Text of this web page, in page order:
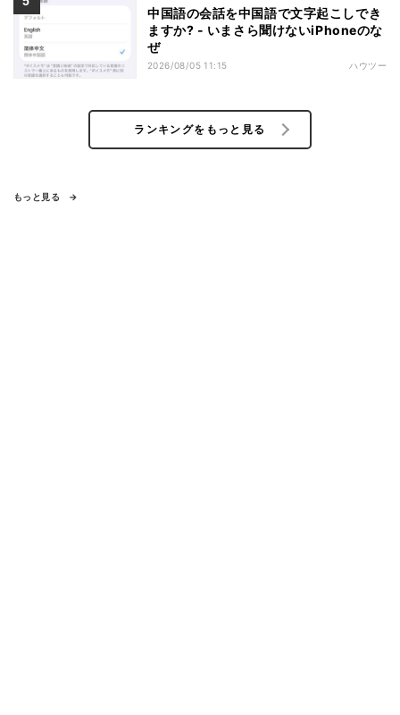
中国語の会話を中国語で文字起こしでき
ますか? - いまさら聞けないiPhoneのな
ぜ
2026/08/05 11:15 ハウツー
ランキングをもっと見る
もっと見る